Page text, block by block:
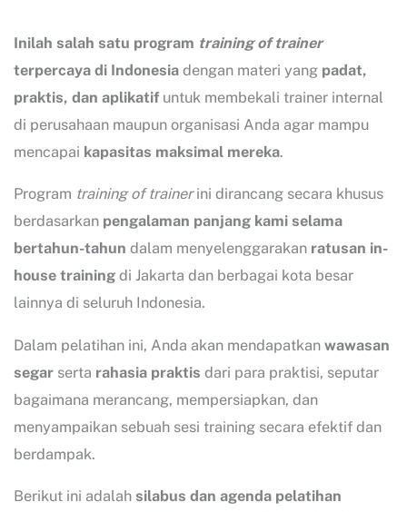
Inilah salah satu program training of trainer
terpercaya di Indonesia dengan materi yang padat,
praktis, dan aplikatif untuk membekali trainer internal
di perusahaan maupun organisasi Anda agar mampu
mencapai kapasitas maksimal mereka.
Program training of trainerini dirancang secara khusus
berdasarkan pengalaman panjang kami selama
bertahun-tahun dalam menyelenggarakan ratusan in-
house training di Jakarta dan berbagai kota besar
lainnya di seluruh Indonesia.
Dalam pelatihan ini, Anda akan mendapatkan wawasan
segar serta rahasia praktis dari para praktisi, seputar
bagaimana merancang, mempersiapkan, dan
menyampaikan sebuah sesi training secara efektif dan
berdampak.
Berikut ini adalah silabus dan agenda pelatihan